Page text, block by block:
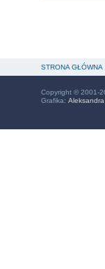
STRONA GŁÓWNA
Copyright © 2001-
Grafika: